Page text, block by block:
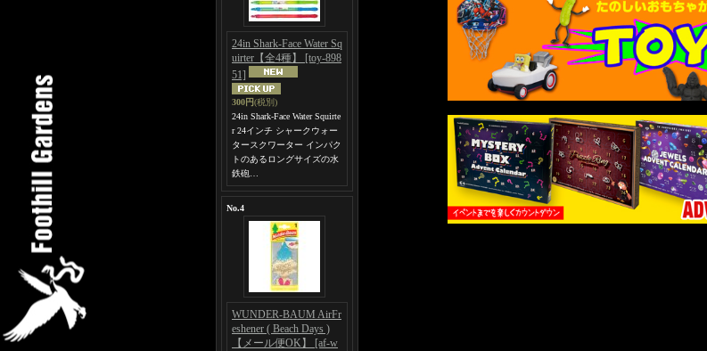
24in Shark-Face Water Sq
uirter【全4種】 [toy-898
51]
300円(税別)
24in Shark-Face Water Squirte
r 24インチ シャークウォー
タースクワーター インパク
トのあるロングサイズの水
鉄砲…
No.4
WUNDER-BAUM AirFr
eshener ( Beach Days )
【メール便OK】 [af-w